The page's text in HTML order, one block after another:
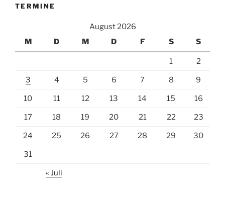
TERMINE
August 2026
M
D M D F S S
1 2
3 4 5 6 7 8 9
10 11 12 13 14 15 16
17 18 19 20 21 22 23
24 25 26 27 28 29 30
31
« Juli